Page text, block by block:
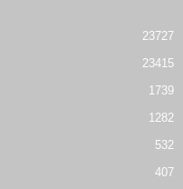
23727
23415
1739
1282
532
407